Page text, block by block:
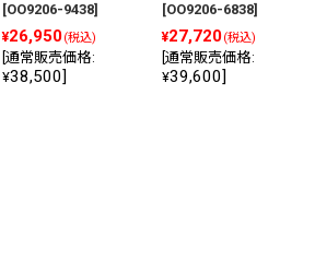
[OO9206-9438]
¥26,950(税込)
通常販売価格:
¥38,500]
[OO9206-6838]
¥27,720(税込)
通常販売価格:
¥39,600]